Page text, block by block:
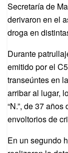
Secretaría de
derivaron en el
droga en
Durante
emitido por el
transeúntes en
arribar al lugar,
“N.”, de 37
envoltorios de
En un segundo